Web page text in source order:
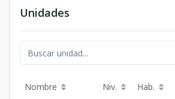
Unidades
Nombre Niv. Hab.